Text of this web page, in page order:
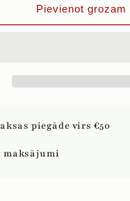
KORIANDRA
SĒKLAS,
Pievienot grozam
piegāde virs €50
maksājumi